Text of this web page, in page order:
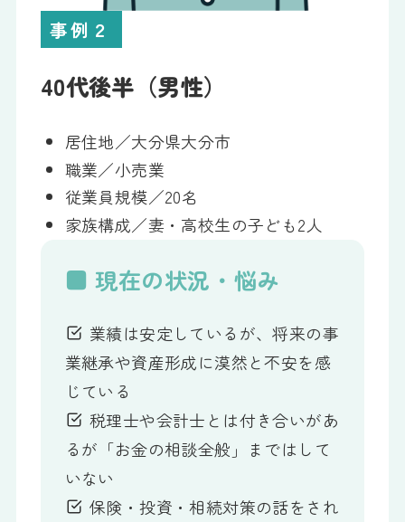
事例２
40代後半（男性）
居住地／大分県大分市
職業／小売業
従業員規模／20名
家族構成／妻・高校生の子ども2人
■ 現在の状況・悩み
業績は安定しているが、将来の事
業継承や資産形成に漠然と不安を感
じている
税理士や会計士とは付き合いがあ
るが「お金の相談全般」まではして
いない
保険・投資・相続対策の話をされ